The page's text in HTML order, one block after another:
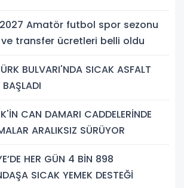
Amatör futbol spor sezonu
transfer ücretleri belli oldu
BULVARI'NDA SICAK ASFALT
BAŞLADI
CAN DAMARI CADDELERİNDE
ARALIKSIZ SÜRÜYOR
HER GÜN 4 BİN 898
SICAK YEMEK DESTEĞİ